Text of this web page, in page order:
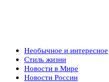
Необычное и интересное
Стиль жизни
Новости в Мире
Новости России